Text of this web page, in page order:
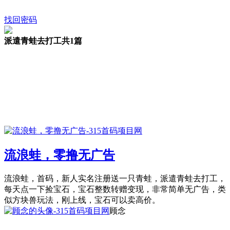
找回密码
派遣青蛙去打工共1篇
流浪蛙，零撸无广告
流浪蛙，首码，新人实名注册送一只青蛙，派遣青蛙去打工，
每天点一下捡宝石，宝石整数转赠变现，非常简单无广告，类
似方块兽玩法，刚上线，宝石可以卖高价。
顾念